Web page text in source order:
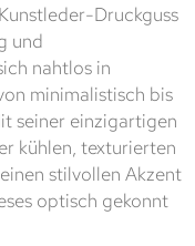
Druckguss
und
nahtlos in
minimalistisch bis
seiner einzigartigen
kühlen, texturierten
stilvollen Akzent
optisch gekonnt